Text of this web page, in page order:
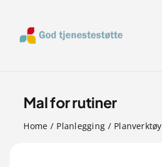
content
Mal for rutiner
Home Planlegging Planverktøy